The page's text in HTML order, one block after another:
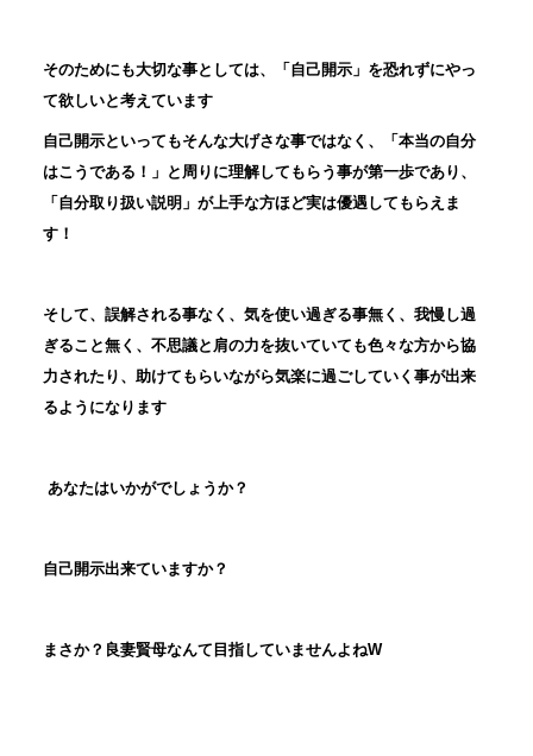
そのためにも大切な事としては、「自己開示」を恐れずにやっ
て欲しいと考えています
自己開示といってもそんな大げさな事ではなく、「本当の自分
はこうである！」と周りに理解してもらう事が第一歩であり、
「自分取り扱い説明」が上手な方ほど実は優遇してもらえま
す！
そして、誤解される事なく、気を使い過ぎる事無く、我慢し過
ぎること無く、不思議と肩の力を抜いていても色々な方から協
力されたり、助けてもらいながら気楽に過ごしていく事が出来
るようになります
あなたはいかがでしょうか？
自己開示出来ていますか？
まさか？良妻賢母なんて目指していませんよねW